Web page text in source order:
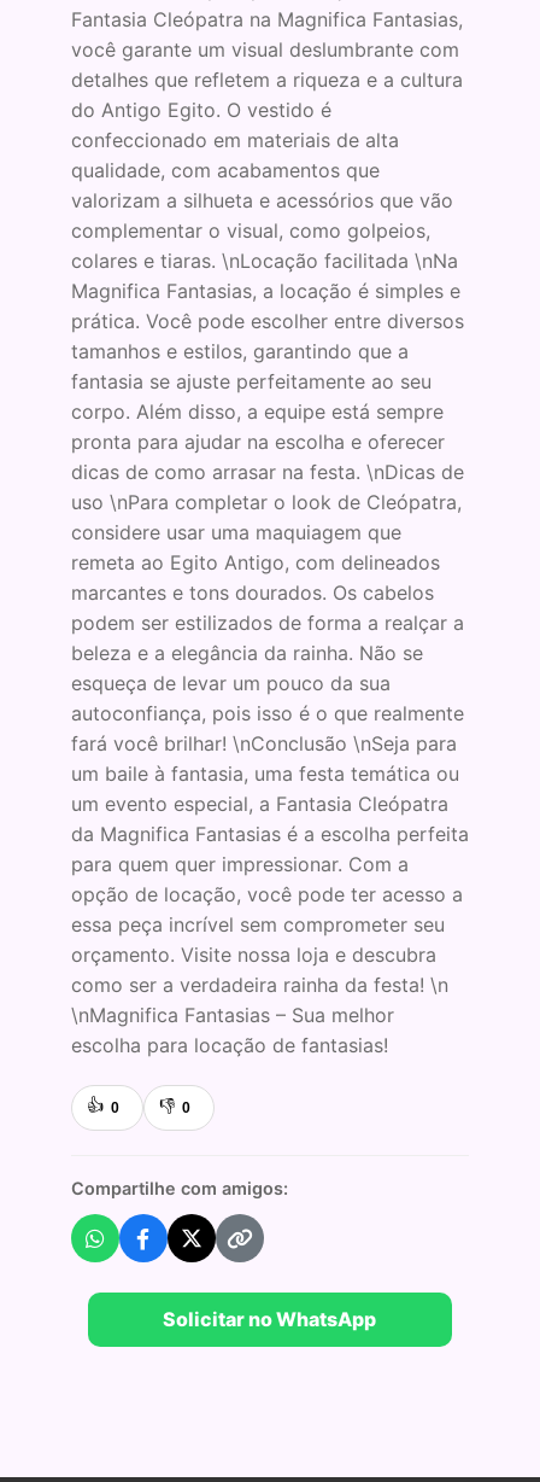
Fantasia Cleópatra na Magnifica Fantasias,
você garante um visual deslumbrante com
detalhes que refletem a riqueza e a cultura
do Antigo Egito. O vestido é
confeccionado em materiais de alta
qualidade, com acabamentos que
valorizam a silhueta e acessórios que vão
complementar o visual, como golpeios,
colares e tiaras. \nLocação facilitada \nNa
Magnifica Fantasias, a locação é simples e
prática. Você pode escolher entre diversos
tamanhos e estilos, garantindo que a
fantasia se ajuste perfeitamente ao seu
corpo. Além disso, a equipe está sempre
pronta para ajudar na escolha e oferecer
dicas de como arrasar na festa. \nDicas de
uso \nPara completar o look de Cleópatra,
considere usar uma maquiagem que
remeta ao Egito Antigo, com delineados
marcantes e tons dourados. Os cabelos
podem ser estilizados de forma a realçar a
beleza e a elegância da rainha. Não se
esqueça de levar um pouco da sua
autoconfiança, pois isso é o que realmente
fará você brilhar! \nConclusão \nSeja para
um baile à fantasia, uma festa temática ou
um evento especial, a Fantasia Cleópatra
da Magnifica Fantasias é a escolha perfeita
para quem quer impressionar. Com a
opção de locação, você pode ter acesso a
essa peça incrível sem comprometer seu
orçamento. Visite nossa loja e descubra
como ser a verdadeira rainha da festa! \n
\nMagnifica Fantasias – Sua melhor
escolha para locação de fantasias!
👍 0 👎 0
Compartilhe com amigos:
Solicitar no WhatsApp